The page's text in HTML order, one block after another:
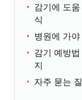
감기에 도
식
병원에 가
감기 예방
지
자주 묻는